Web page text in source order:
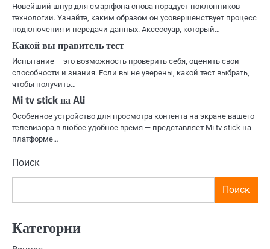
Новейший шнур для смартфона снова порадует поклонников
технологии. Узнайте, каким образом он усовершенствует процесс
подключения и передачи данных. Аксессуар, который…
Какой вы правитель тест
Испытание – это возможность проверить себя, оценить свои
способности и знания. Если вы не уверены, какой тест выбрать,
чтобы получить…
Mi tv stick на Ali
Особенное устройство для просмотра контента на экране вашего
телевизора в любое удобное время — представляет Mi tv stick на
платформе…
Поиск
Поиск
Категории